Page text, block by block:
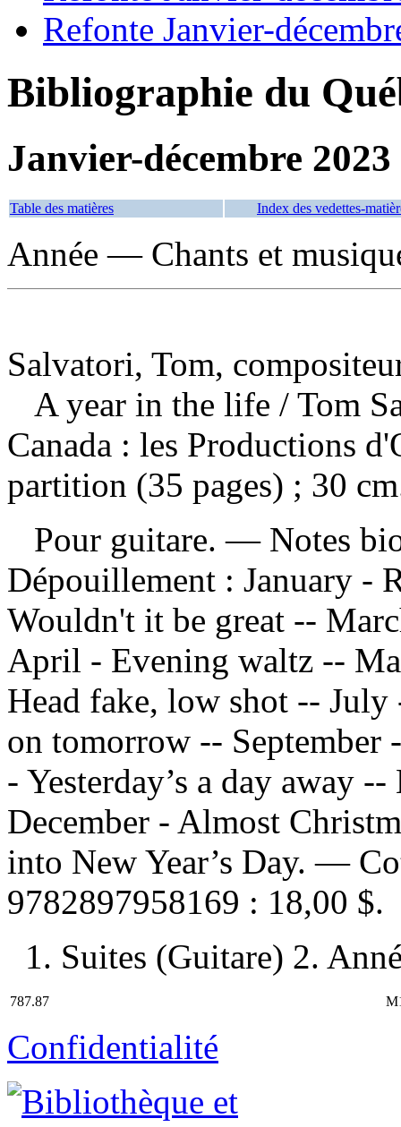
Refonte Janvier-
Bibliographie du
Janvier-décembre 2023
Table des matières Index des vedettes-
Année — Chants et
Salvatori, Tom,
A year in the life / Tom
Canada : les Productions
partition (35 pages) ; 30
Pour guitare. — Notes
Dépouillement : January -
Wouldn't it be great --
April - Evening waltz --
Head fake, low shot --
on tomorrow -- September
- Yesterday’s a day away
December - Almost
into New Year’s Day. —
9782897958169 : 18,00 $.
1. Suites (Guitare) 2.
787.87
Confidentialité